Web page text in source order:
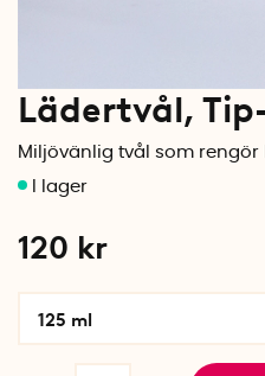
Lädertvål,
Miljövänlig tvål som rengör
120 kr
125 ml